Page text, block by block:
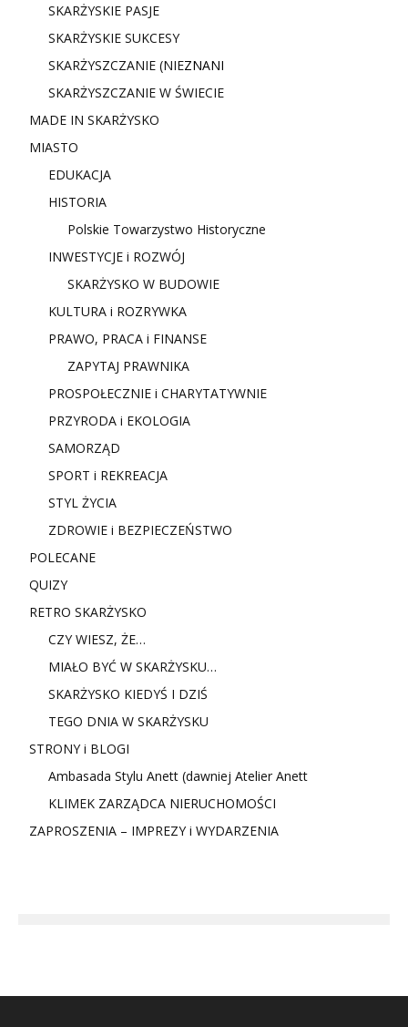
SKARŻYSKIE PASJE
SKARŻYSKIE SUKCESY
SKARŻYSZCZANIE (NIEZNANI
SKARŻYSZCZANIE W ŚWIECIE
MADE IN SKARŻYSKO
MIASTO
EDUKACJA
HISTORIA
Polskie Towarzystwo Historyczne
INWESTYCJE i ROZWÓJ
SKARŻYSKO W BUDOWIE
KULTURA i ROZRYWKA
PRAWO, PRACA i FINANSE
ZAPYTAJ PRAWNIKA
PROSPOŁECZNIE i CHARYTATYWNIE
PRZYRODA i EKOLOGIA
SAMORZĄD
SPORT i REKREACJA
STYL ŻYCIA
ZDROWIE i BEZPIECZEŃSTWO
POLECANE
QUIZY
RETRO SKARŻYSKO
CZY WIESZ, ŻE…
MIAŁO BYĆ W SKARŻYSKU…
SKARŻYSKO KIEDYŚ I DZIŚ
TEGO DNIA W SKARŻYSKU
STRONY i BLOGI
Ambasada Stylu Anett (dawniej Atelier Anett
KLIMEK ZARZĄDCA NIERUCHOMOŚCI
ZAPROSZENIA – IMPREZY i WYDARZENIA